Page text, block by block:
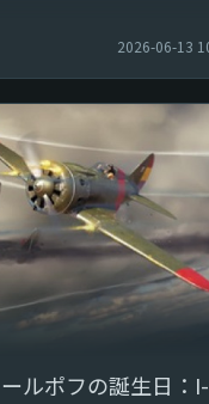
2026-06-13